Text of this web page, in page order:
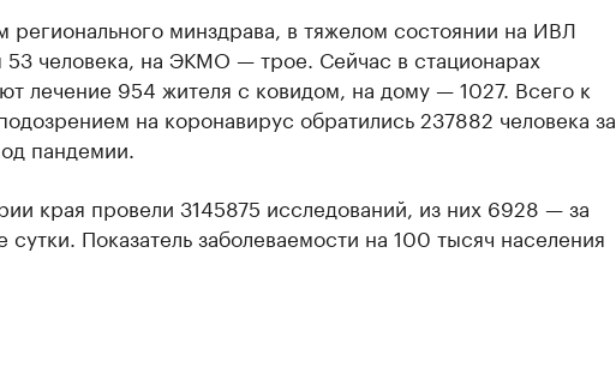
регионального минздрава, в тяжелом состоянии на ИВЛ
53 человека, на ЭКМО — трое. Сейчас в стационарах
лечение 954 жителя с ковидом, на дому — 1027. Всего к
на коронавирус обратились 237882 человека за
пандемии.
края провели 3145875 исследований, из них 6928 — за
сутки. Показатель заболеваемости на 100 тысяч населения